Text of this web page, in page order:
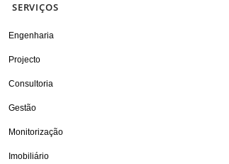
SERVIÇOS
Engenharia
Projecto
Consultoria
Gestão
Monitorização
Imobiliário